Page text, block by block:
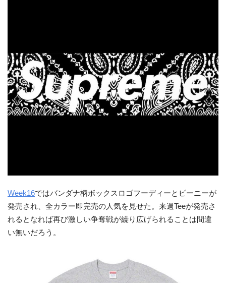
Week16ではバンダナ柄ボックスロゴフーディーとビーニーが
発売され、全カラー即完売の人気を見せた。来週Teeが発売さ
れるとなれば再び激しい争奪戦が繰り広げられることは間違
い無いだろう。